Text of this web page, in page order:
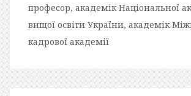
професор, академік Національної
вищої освіти України, академік
кадрової академії